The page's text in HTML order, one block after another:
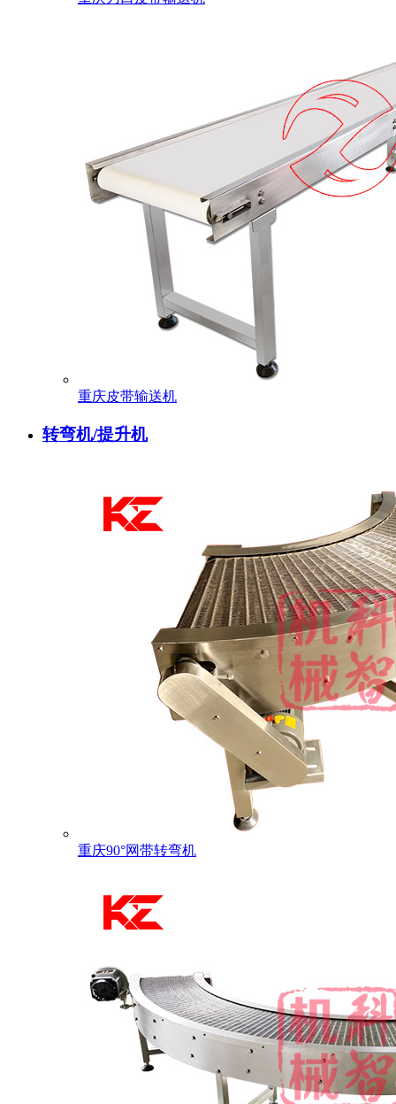
重庆皮带输送机
转弯机/提升机
重庆90°网带转弯机